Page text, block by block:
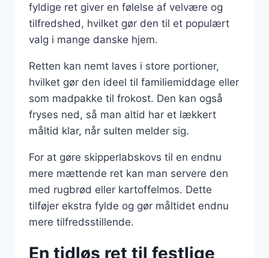
fyldige ret giver en følelse af velvære og
tilfredshed, hvilket gør den til et populært
valg i mange danske hjem.
Retten kan nemt laves i store portioner,
hvilket gør den ideel til familiemiddage eller
som madpakke til frokost. Den kan også
fryses ned, så man altid har et lækkert
måltid klar, når sulten melder sig.
For at gøre skipperlabskovs til en endnu
mere mættende ret kan man servere den
med rugbrød eller kartoffelmos. Dette
tilføjer ekstra fylde og gør måltidet endnu
mere tilfredsstillende.
En tidløs ret til festlige